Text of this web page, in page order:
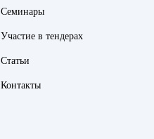
Семинары
Участие в тендерах
Статьи
Контакты